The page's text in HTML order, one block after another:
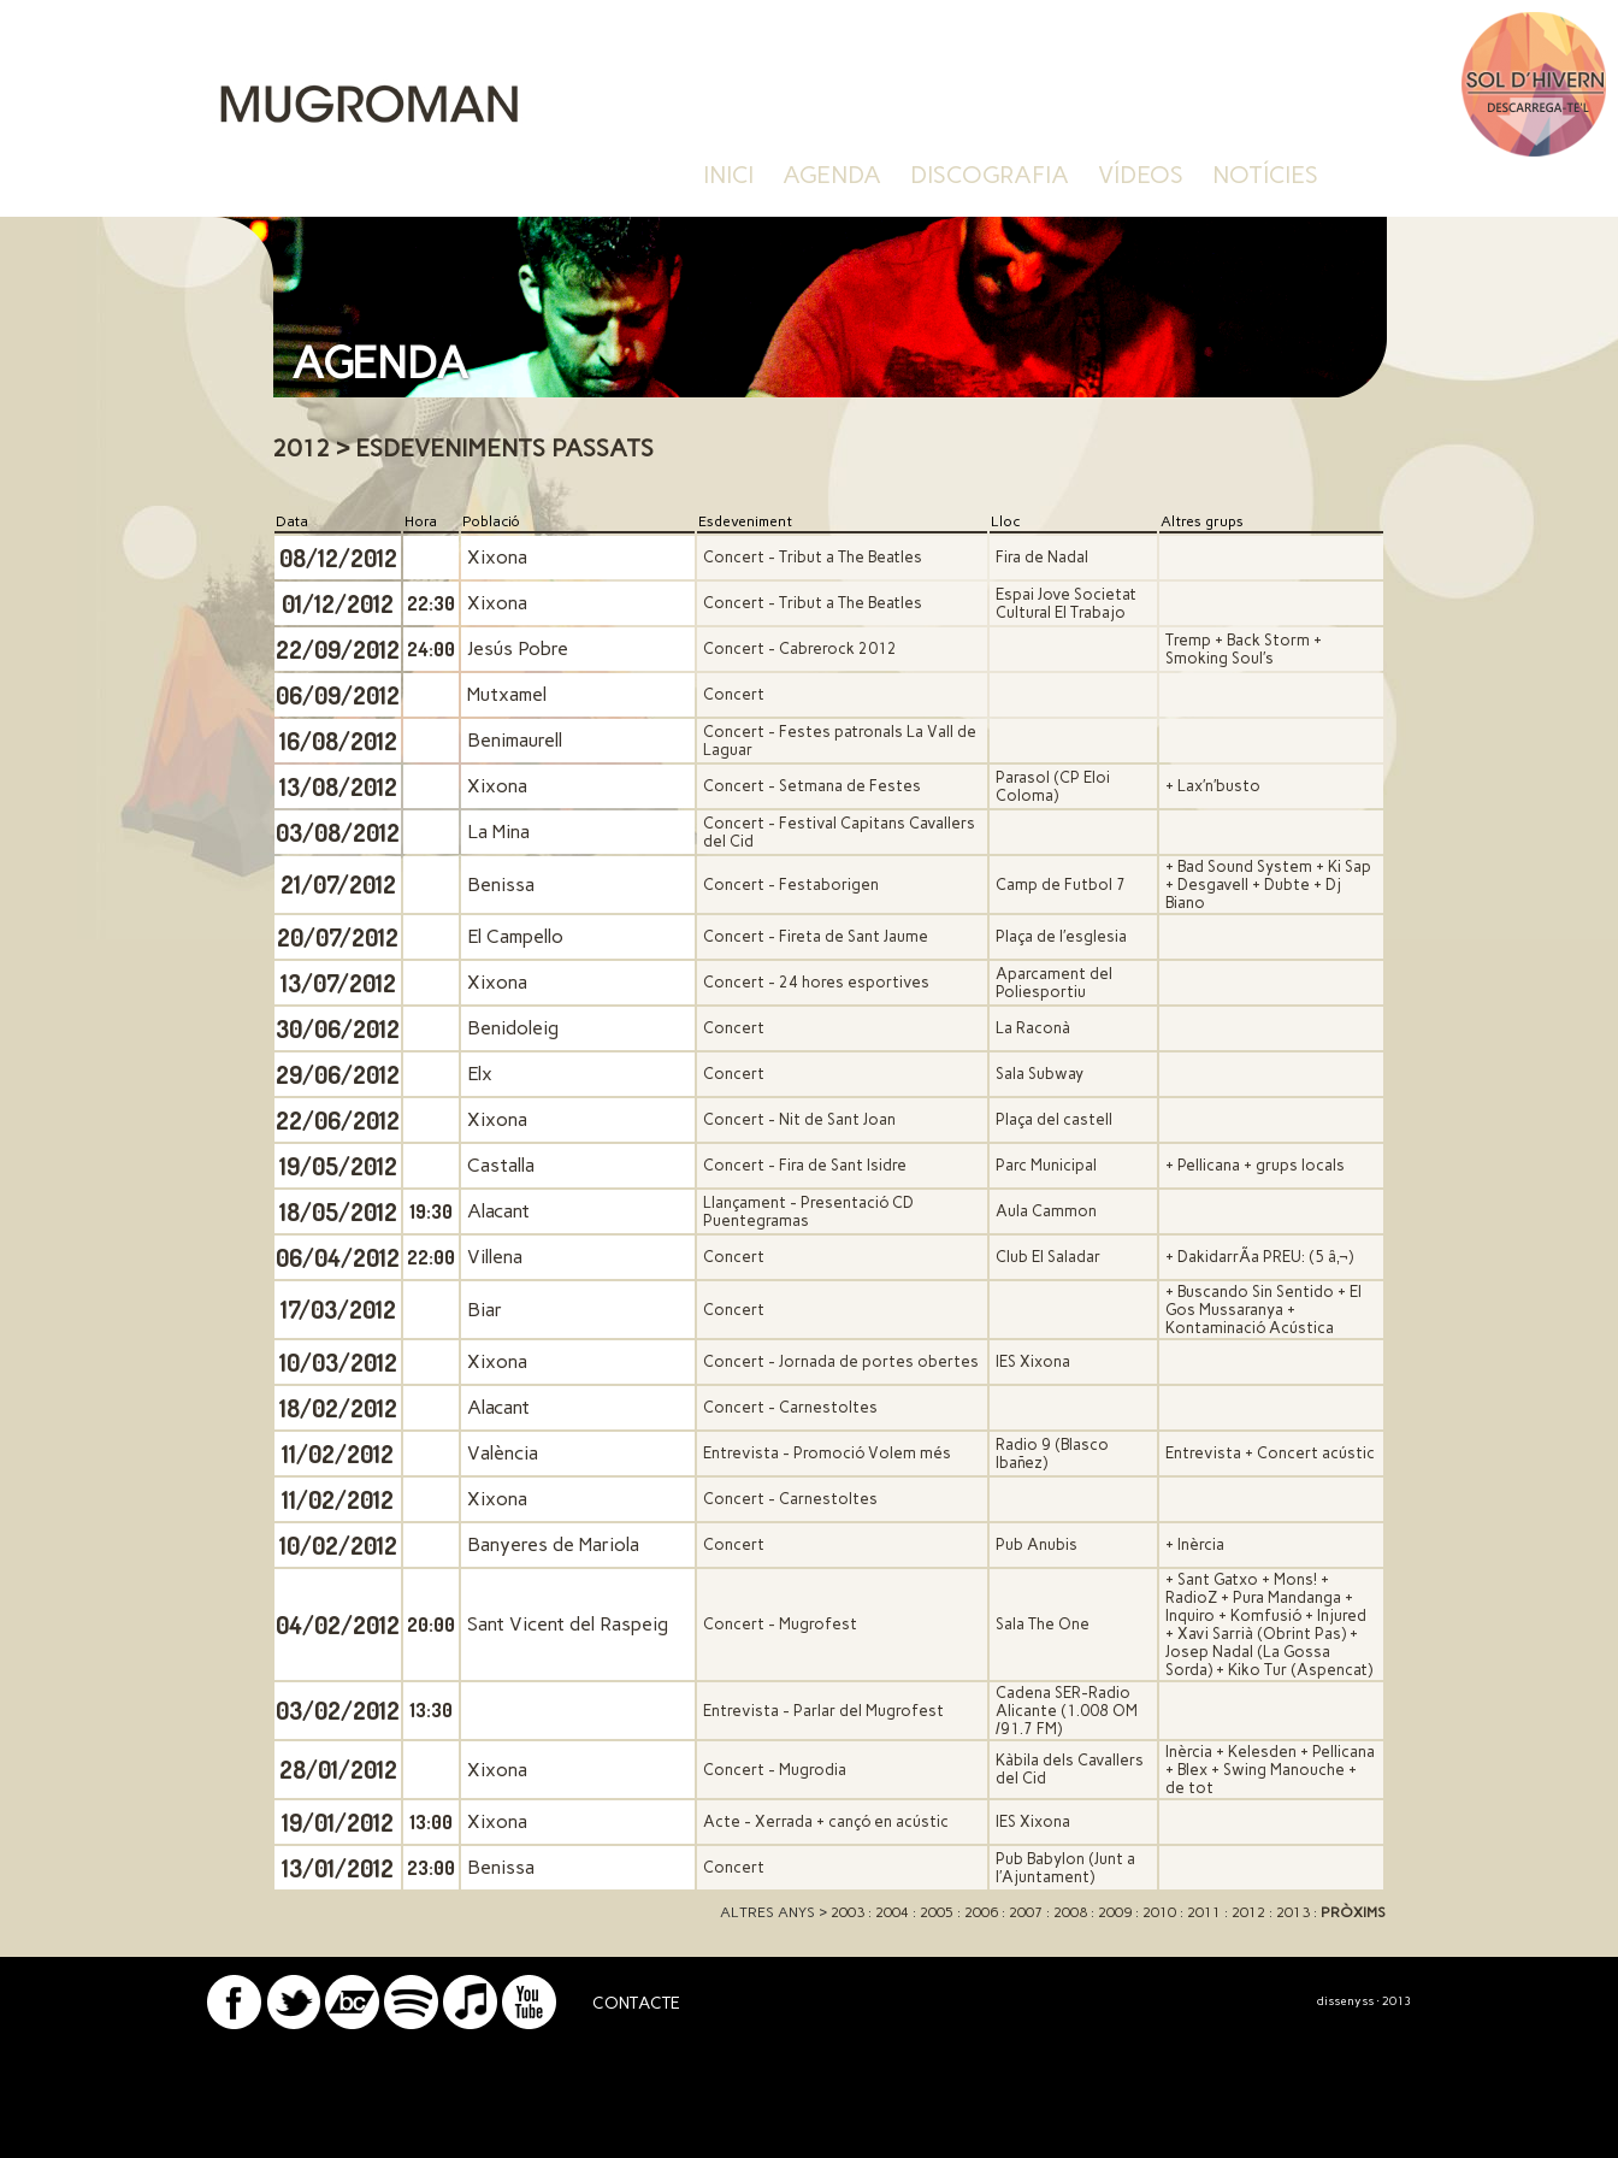
INICI AGENDA DISCOGRAFIA VÍDEOS NOTÍCIES
AGENDA
2012 > ESDEVENIMENTS PASSATS
Data Hora Població Esdeveniment Lloc Altres grups
08/12/2012 Xixona Concert - Tribut a The Beatles Fira de Nadal
01/12/2012 22:30 Xixona Concert - Tribut a The Beatles
Espai Jove Societat
Cultural El Trabajo
22/09/2012 24:00 Jesús Pobre Concert - Cabrerock 2012
Tremp + Back Storm +
Smoking Soul′s
06/09/2012 Mutxamel Concert
16/08/2012 Benimaurell
Concert - Festes patronals La Vall de
Laguar
13/08/2012 Xixona Concert - Setmana de Festes
Parasol (CP Eloi
Coloma)
+ Lax′n′busto
03/08/2012 La Mina
Concert - Festival Capitans Cavallers
del Cid
21/07/2012 Benissa Concert - Festaborigen Camp de Futbol 7
+ Bad Sound System + Ki Sap
+ Desgavell + Dubte + Dj
Biano
20/07/2012 El Campello Concert - Fireta de Sant Jaume Plaça de l′esglesia
13/07/2012 Xixona Concert - 24 hores esportives
Aparcament del
Poliesportiu
30/06/2012 Benidoleig Concert La Raconà
29/06/2012 Elx Concert Sala Subway
22/06/2012 Xixona Concert - Nit de Sant Joan Plaça del castell
19/05/2012 Castalla Concert - Fira de Sant Isidre Parc Municipal + Pellicana + grups locals
18/05/2012 19:30 Alacant
Llançament - Presentació CD
Puentegramas
Aula Cammon
06/04/2012 22:00 Villena Concert Club El Saladar + DakidarrÃ­a PREU: (5 â‚¬)
17/03/2012 Biar Concert
+ Buscando Sin Sentido + El
Gos Mussaranya +
Kontaminació Acústica
10/03/2012 Xixona Concert - Jornada de portes obertes IES Xixona
18/02/2012 Alacant Concert - Carnestoltes
11/02/2012 València Entrevista - Promoció Volem més
Radio 9 (Blasco
Ibañez)
Entrevista + Concert acústic
11/02/2012 Xixona Concert - Carnestoltes
10/02/2012 Banyeres de Mariola Concert Pub Anubis + Inèrcia
04/02/2012 20:00 Sant Vicent del Raspeig Concert - Mugrofest Sala The One
+ Sant Gatxo + Mons! +
RadioZ + Pura Mandanga +
Inquiro + Komfusió + Injured
+ Xavi Sarrià (Obrint Pas) +
Josep Nadal (La Gossa
Sorda) + Kiko Tur (Aspencat)
03/02/2012 13:30 Entrevista - Parlar del Mugrofest
Cadena SER-Radio
Alicante (1.008 OM
/91.7 FM)
28/01/2012 Xixona Concert - Mugrodia
Kàbila dels Cavallers
del Cid
Inèrcia + Kelesden + Pellicana
+ Blex + Swing Manouche +
de tot
19/01/2012 13:00 Xixona Acte - Xerrada + cançó en acústic IES Xixona
13/01/2012 23:00 Benissa Concert
Pub Babylon (Junt a
l′Ajuntament)
ALTRES ANYS > 2003 : 2004 : 2005 : 2006 : 2007 : 2008 : 2009 : 2010 : 2011 : 2012 : 2013 : PRÒXIMS
CONTACTE dissenyss · 2013